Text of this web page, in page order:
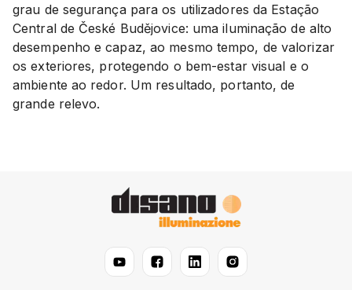
grau de segurança para os utilizadores da Estação
Central de České Budějovice: uma iluminação de alto
desempenho e capaz, ao mesmo tempo, de valorizar
os exteriores, protegendo o bem-estar visual e o
ambiente ao redor. Um resultado, portanto, de
grande relevo.